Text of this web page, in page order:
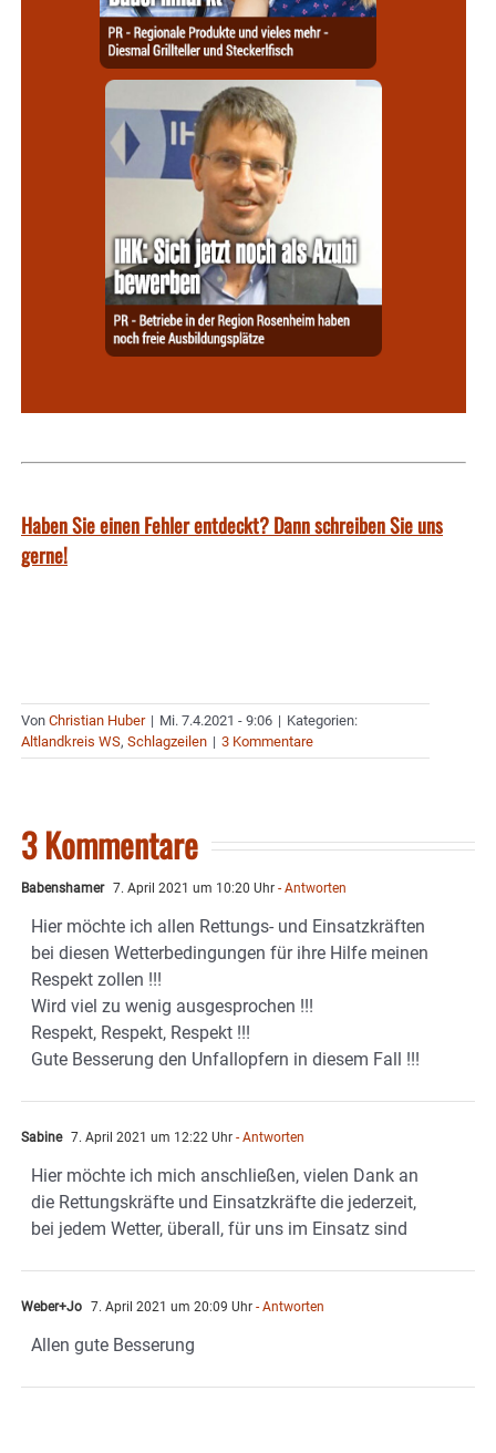
Haben Sie einen Fehler entdeckt? Dann schreiben Sie uns
gerne!
Von Christian Huber | Mi. 7.4.2021 - 9:06 | Kategorien:
Altlandkreis WS, Schlagzeilen | 3 Kommentare
3 Kommentare
Babenshamer 7. April 2021 um 10:20 Uhr - Antworten
Hier möchte ich allen Rettungs- und Einsatzkräften
bei diesen Wetterbedingungen für ihre Hilfe meinen
Respekt zollen !!!
Wird viel zu wenig ausgesprochen !!!
Respekt, Respekt, Respekt !!!
Gute Besserung den Unfallopfern in diesem Fall !!!
Sabine 7. April 2021 um 12:22 Uhr - Antworten
Hier möchte ich mich anschließen, vielen Dank an
die Rettungskräfte und Einsatzkräfte die jederzeit,
bei jedem Wetter, überall, für uns im Einsatz sind
Weber+Jo 7. April 2021 um 20:09 Uhr - Antworten
Allen gute Besserung